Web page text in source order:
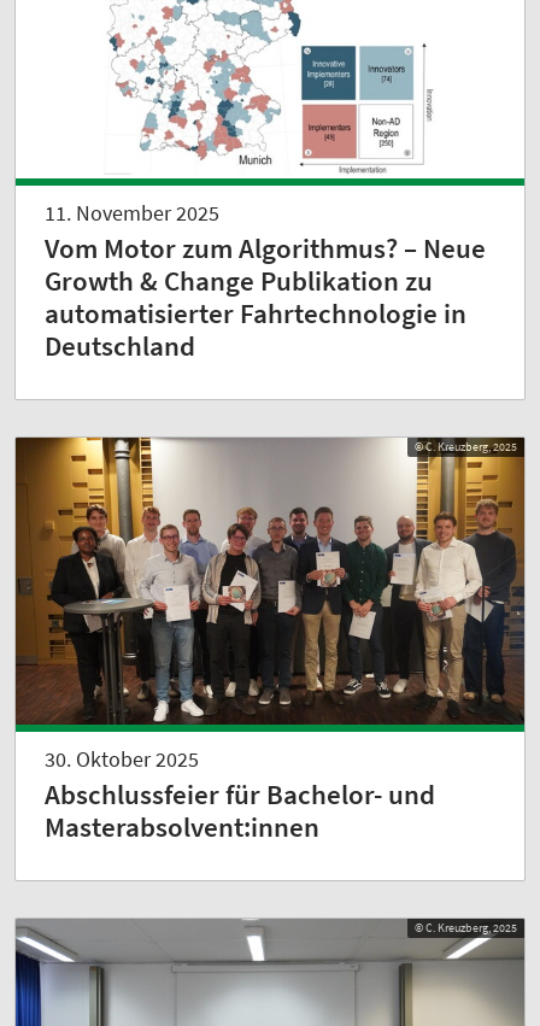
11. November 2025
Vom Motor zum Algorithmus? – Neue
Growth & Change Publikation zu
automatisierter Fahrtechnologie in
Deutschland
© C. Kreuzberg, 2025
30. Oktober 2025
Abschlussfeier für Bachelor- und
Masterabsolvent:innen
© C. Kreuzberg, 2025